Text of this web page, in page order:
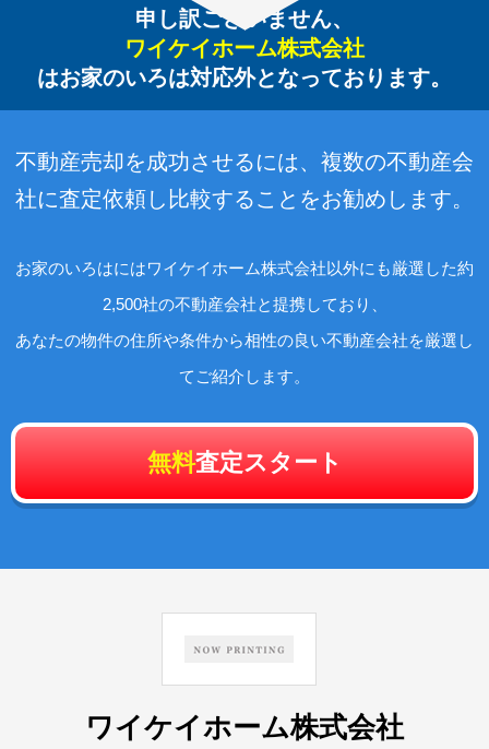
申し訳ございません、
ワイケイホーム株式会社
はお家のいろは対応外となっております。
不動産売却を成功させるには、複数の不動産会
社に査定依頼し比較することをお勧めします。
お家のいろはにはワイケイホーム株式会社以外にも厳選した約
2,500社の不動産会社と提携しており、
あなたの物件の住所や条件から相性の良い不動産会社を厳選し
てご紹介します。
無料査定スタート
ワイケイホーム株式会社